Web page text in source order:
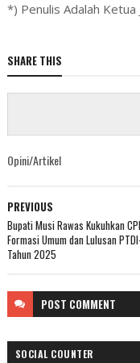
*) Penulis Adalah Ketua
SHARE THIS
Opini/Artikel
PREVIOUS
Bupati Musi Rawas Kukuhkan
Formasi Umum dan Lulusan
Tahun 2025
POST COMMENT
SOCIAL COUNTER